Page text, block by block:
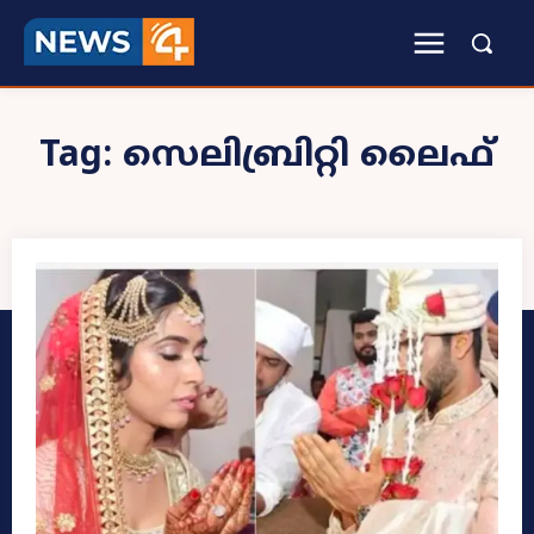
Tag: സെലിബ്രിറ്റി ലൈഫ്